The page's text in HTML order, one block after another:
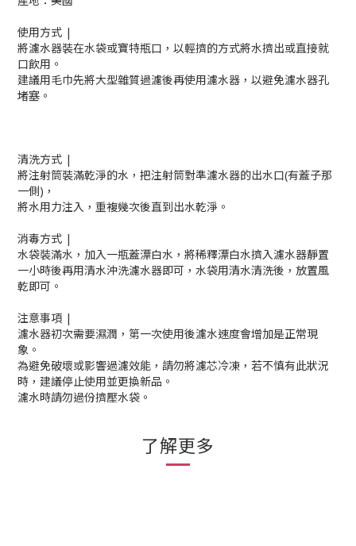
使用方式 |
將濾水器裝在水袋或寶特瓶口，以輕擠的方式將水擠出或直接就
口飲用。
建議用毛巾先將大型雜質過濾後再使用濾水器，以避免濾水器孔
堵塞。
清洗方式 |
將注射筒裝滿乾淨的水，把注射筒對準濾水器的出水口(有蓋子那
一側)，
將水用力注入，重複幾次後直到出水乾淨。
消毒方式 |
水袋裝滿水，加入一瓶蓋漂白水，將稀釋漂白水擠入濾水器靜置
一小時後再用清水沖洗濾水器即可，水袋用清水清洗後，放置風
乾即可。
注意事項 |
濾水器初次需要濕潤，第一次使用後濾水速度會增加是正常現
象。
為避免破壞或影響過濾效能，請勿將濾芯冷凍，若不慎有此狀況
時，建議停止使用並更換新品。
濾水時請勿過份擠壓水袋。
了解更多